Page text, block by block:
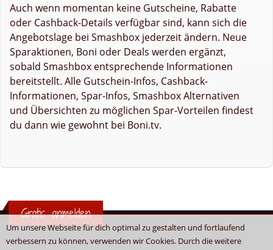
Um unsere Webseite für dich optimal zu gestalten und fortlaufend
verbessern zu können, verwenden wir Cookies. Durch die weitere
Auch wenn momentan keine Gutscheine, Rabatte
oder Cashback-Details verfügbar sind, kann sich die
Angebotslage bei Smashbox jederzeit ändern. Neue
Sparaktionen, Boni oder Deals werden ergänzt,
sobald Smashbox entsprechende Informationen
bereitstellt. Alle Gutschein-Infos, Cashback-
Informationen, Spar-Infos, Smashbox Alternativen
und Übersichten zu möglichen Spar-Vorteilen findest
du dann wie gewohnt bei Boni.tv.
Gratis anmelden